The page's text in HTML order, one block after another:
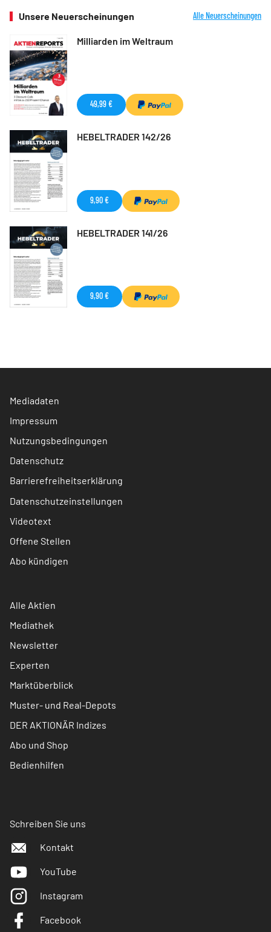
Unsere Neuerscheinungen Alle Neuerscheinungen
Milliarden im Weltraum
49,99 €
HEBELTRADER 142/26
9,90 €
HEBELTRADER 141/26
9,90 €
Mediadaten
Impressum
Nutzungsbedingungen
Datenschutz
Barrierefreiheitserklärung
Datenschutzeinstellungen
Videotext
Offene Stellen
Abo kündigen
Alle Aktien
Mediathek
Newsletter
Experten
Marktüberblick
Muster- und Real-Depots
DER AKTIONÄR Indizes
Abo und Shop
Bedienhilfen
Schreiben Sie uns
Kontakt
YouTube
Instagram
Facebook